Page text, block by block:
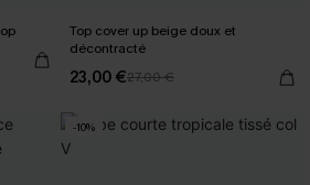
Top cover up beige doux et
décontracté
23,00 €27,00 €
-10%